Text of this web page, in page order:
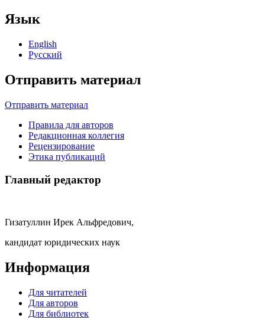
Язык
English
Русский
Отправить материал
Отправить материал
Правила для авторов
Редакционная коллегия
Рецензирование
Этика публикаций
Главный редактор
Гизатуллин Ирек Альфредович,
кандидат юридических наук
Информация
Для читателей
Для авторов
Для библиотек